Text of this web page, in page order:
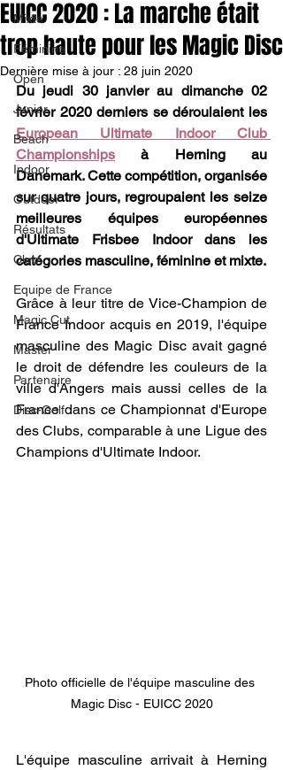
Mixte
Féminine
Open
Junior
Beach
Indoor
Outdoor
Résultats
Club
Equipe de France
Magic Cut
Master
Partenaire
Disc-Golf
EUICC 2020 : La marche était
trop haute pour les Magic Disc
Dernière mise à jour : 28 juin 2020
Du jeudi 30 janvier au dimanche 02
European Ultimate Indoor Club
Championships à Herning au
Danemark. Cette compétition, organisée
sur quatre jours, regroupaient les seize
meilleures équipes européennes
d'Ultimate Frisbee Indoor dans les
catégories masculine, féminine et mixte.
Grâce à leur titre de Vice-Champion de
France Indoor acquis en 2019, l'équipe
masculine des Magic Disc avait gagné
le droit de défendre les couleurs de la
ville d'Angers mais aussi celles de la
France dans ce Championnat d'Europe
des Clubs, comparable à une Ligue des
Champions d'Ultimate Indoor.
Photo officielle de l'équipe masculine des
Magic Disc - EUICC 2020
L'équipe masculine arrivait à Herning